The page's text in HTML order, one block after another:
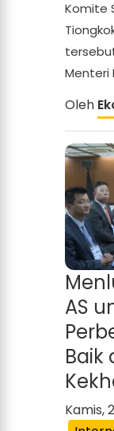
Komite
Menteri
Oleh
AS
Baik
Kamis,